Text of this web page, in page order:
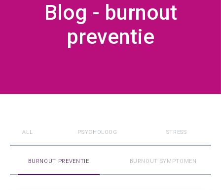
Blog - burnout
preventie
ALL PSYCHOLOOG STRESS
BURNOUT PREVENTIE BURNOUT SYMPTOMEN